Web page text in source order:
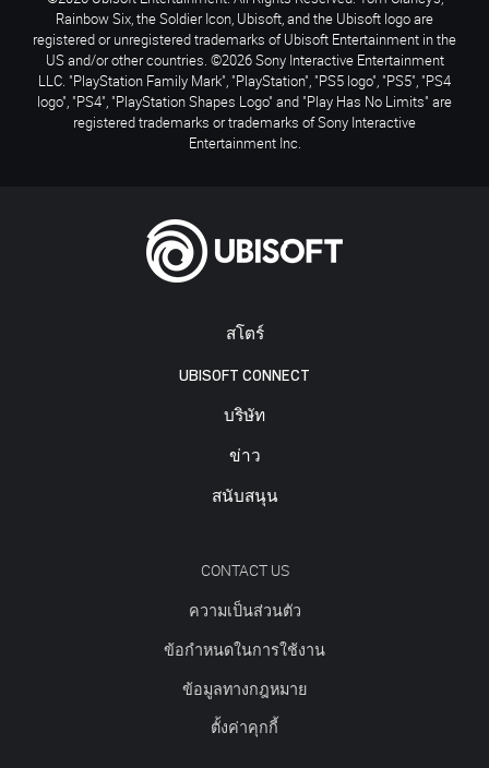
สโตร์
UBISOFT CONNECT
บริษัท
ข่าว
สนับสนุน
CONTACT US
ความเป็นส่วนตัว
ข้อกำหนดในการใช้งาน
ข้อมูลทางกฎหมาย
ตั้งค่าคุกกี้
Rainbow Six, the Soldier Icon, Ubisoft, and the Ubisoft logo are
registered or unregistered trademarks of Ubisoft Entertainment in the
US and/or other countries. ©2026 Sony Interactive Entertainment
LLC. "PlayStation Family Mark", "PlayStation", "PS5 logo", "PS5", "PS4
logo", "PS4", "PlayStation Shapes Logo" and "Play Has No Limits" are
registered trademarks or trademarks of Sony Interactive
Entertainment Inc.